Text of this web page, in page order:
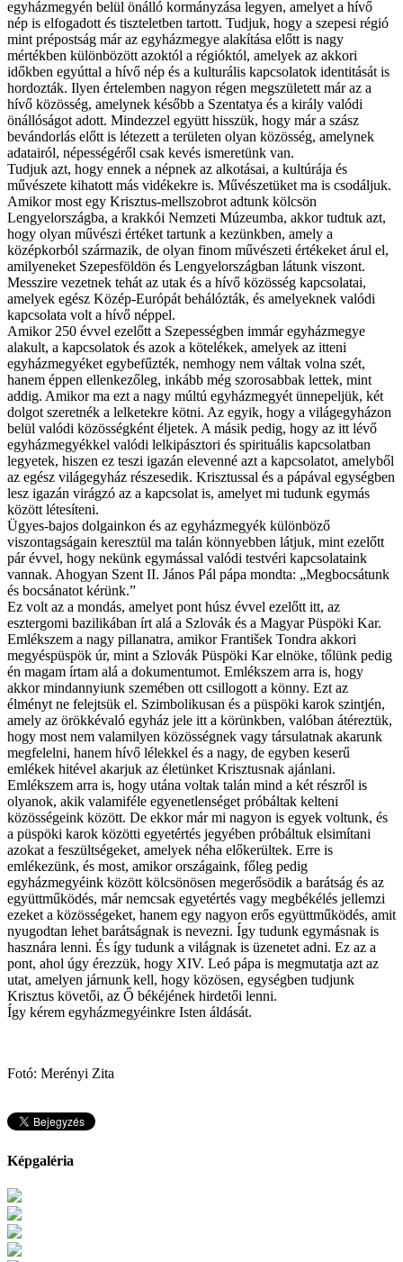
egyházmegyén belül önálló kormányzása legyen, amelyet a hívő
nép is elfogadott és tiszteletben tartott. Tudjuk, hogy a szepesi régió
mint prépostság már az egyházmegye alakítása előtt is nagy
mértékben különbözött azoktól a régióktól, amelyek az akkori
időkben egyúttal a hívő nép és a kulturális kapcsolatok identitását is
hordozták. Ilyen értelemben nagyon régen megszületett már az a
hívő közösség, amelynek később a Szentatya és a király valódi
önállóságot adott. Mindezzel együtt hisszük, hogy már a szász
bevándorlás előtt is létezett a területen olyan közösség, amelynek
adatairól, népességéről csak kevés ismeretünk van.
Tudjuk azt, hogy ennek a népnek az alkotásai, a kultúrája és
művészete kihatott más vidékekre is. Művészetüket ma is csodáljuk.
Amikor most egy Krisztus-mellszobrot adtunk kölcsön
Lengyelországba, a krakkói Nemzeti Múzeumba, akkor tudtuk azt,
hogy olyan művészi értéket tartunk a kezünkben, amely a
középkorból származik, de olyan finom művészeti értékeket árul el,
amilyeneket Szepesföldön és Lengyelországban látunk viszont.
Messzire vezetnek tehát az utak és a hívő közösség kapcsolatai,
amelyek egész Közép-Európát behálózták, és amelyeknek valódi
kapcsolata volt a hívő néppel.
Amikor 250 évvel ezelőtt a Szepességben immár egyházmegye
alakult, a kapcsolatok és azok a kötelékek, amelyek az itteni
egyházmegyéket egybefűzték, nemhogy nem váltak volna szét,
hanem éppen ellenkezőleg, inkább még szorosabbak lettek, mint
addig. Amikor ma ezt a nagy múltú egyházmegyét ünnepeljük, két
dolgot szeretnék a lelketekre kötni. Az egyik, hogy a világegyházon
belül valódi közösségként éljetek. A másik pedig, hogy az itt lévő
egyházmegyékkel valódi lelkipásztori és spirituális kapcsolatban
legyetek, hiszen ez teszi igazán elevenné azt a kapcsolatot, amelyből
az egész világegyház részesedik. Krisztussal és a pápával egységben
lesz igazán virágzó az a kapcsolat is, amelyet mi tudunk egymás
között létesíteni.
Ügyes-bajos dolgainkon és az egyházmegyék különböző
viszontagságain keresztül ma talán könnyebben látjuk, mint ezelőtt
pár évvel, hogy nekünk egymással valódi testvéri kapcsolataink
vannak. Ahogyan Szent II. János Pál pápa mondta: „Megbocsátunk
és bocsánatot kérünk.”
Ez volt az a mondás, amelyet pont húsz évvel ezelőtt itt, az
esztergomi bazilikában írt alá a Szlovák és a Magyar Püspöki Kar.
Emlékszem a nagy pillanatra, amikor František Tondra akkori
megyéspüspök úr, mint a Szlovák Püspöki Kar elnöke, tőlünk pedig
én magam írtam alá a dokumentumot. Emlékszem arra is, hogy
akkor mindannyiunk szemében ott csillogott a könny. Ezt az
élményt ne felejtsük el. Szimbolikusan és a püspöki karok szintjén,
amely az örökkévaló egyház jele itt a körünkben, valóban átéreztük,
hogy most nem valamilyen közösségnek vagy társulatnak akarunk
megfelelni, hanem hívő lélekkel és a nagy, de egyben keserű
emlékek hitével akarjuk az életünket Krisztusnak ajánlani.
Emlékszem arra is, hogy utána voltak talán mind a két részről is
olyanok, akik valamiféle egyenetlenséget próbáltak kelteni
közösségeink között. De ekkor már mi nagyon is egyek voltunk, és
a püspöki karok közötti egyetértés jegyében próbáltuk elsimítani
azokat a feszültségeket, amelyek néha előkerültek. Erre is
emlékezünk, és most, amikor országaink, főleg pedig
egyházmegyéink között kölcsönösen megerősödik a barátság és az
együttműködés, már nemcsak egyetértés vagy megbékélés jellemzi
ezeket a közösségeket, hanem egy nagyon erős együttműködés, amit
nyugodtan lehet barátságnak is nevezni. Így tudunk egymásnak is
hasznára lenni. És így tudunk a világnak is üzenetet adni. Ez az a
pont, ahol úgy érezzük, hogy XIV. Leó pápa is megmutatja azt az
utat, amelyen járnunk kell, hogy közösen, egységben tudjunk
Krisztus követői, az Ő békéjének hirdetői lenni.
Így kérem egyházmegyéinkre Isten áldását.
Fotó: Merényi Zita
Képgaléria